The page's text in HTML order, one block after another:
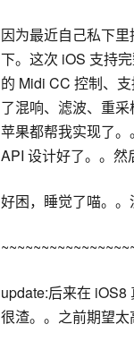
因为最近自己私下
下。这次 iOS 支持
的 Midi CC 控制、
了混响、滤波、重
苹果都帮我实现了
API 设计好了。。然
好困，睡觉了喵。。
update:后来在 iOS8
很渣。。之前期望太